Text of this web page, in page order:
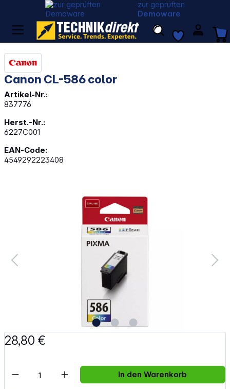
zur geprüften
Demoware
Canon CL-586 color
Artikel-Nr.:
837776
Herst.-Nr.:
6227C001
EAN-Code:
4549292223408
Bildergalerie überspringen
28,80 €
Artikel Anzahl: Gib den gewünschten
In den Warenkorb